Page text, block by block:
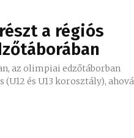
a régiós
az olimpiai edzőtáborban
és U13 korosztály), ahová